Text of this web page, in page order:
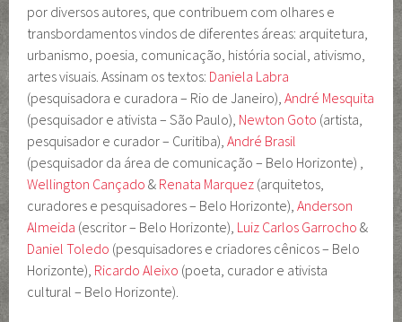
por diversos autores, que contribuem com olhares e
transbordamentos vindos de diferentes áreas: arquitetura,
urbanismo, poesia, comunicação, história social, ativismo,
artes visuais. Assinam os textos: Daniela Labra
(pesquisadora e curadora – Rio de Janeiro),André Mesquita
(pesquisador e ativista – São Paulo), Newton Goto (artista,
pesquisador e curador – Curitiba),André Brasil
(pesquisador da área de comunicação – Belo Horizonte) ,
Wellington Cançado & Renata Marquez (arquitetos,
curadores e pesquisadores – Belo Horizonte),Anderson
Almeida (escritor – Belo Horizonte), Luiz Carlos Garrocho &
Daniel Toledo (pesquisadores e criadores cênicos – Belo
Horizonte), Ricardo Aleixo (poeta, curador e ativista
cultural – Belo Horizonte).